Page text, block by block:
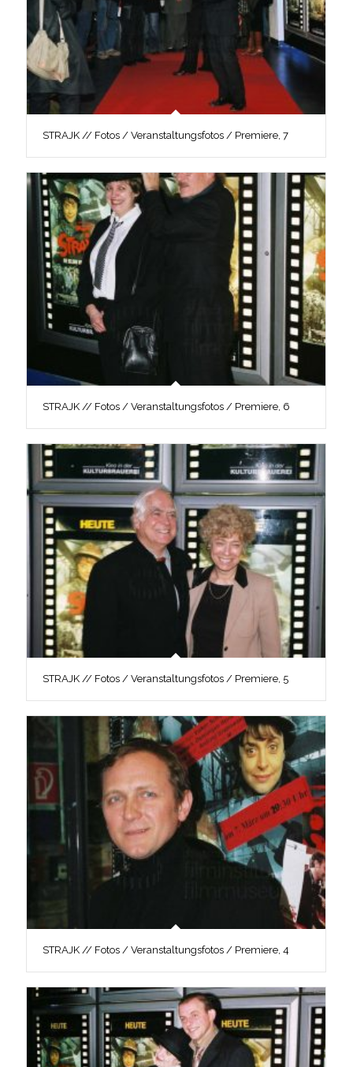
STRAJK // Fotos / Veranstaltungsfotos / Premiere, 7
STRAJK // Fotos / Veranstaltungsfotos / Premiere, 6
STRAJK // Fotos / Veranstaltungsfotos / Premiere, 5
STRAJK // Fotos / Veranstaltungsfotos / Premiere, 4